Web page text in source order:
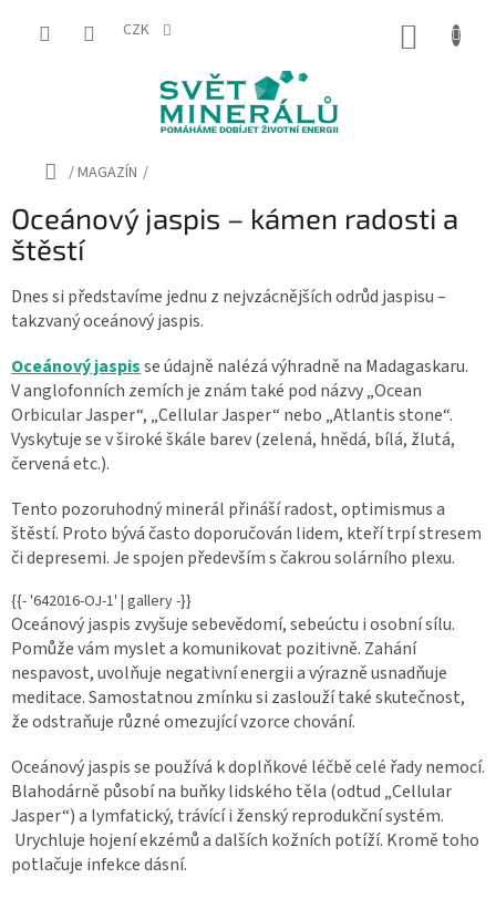
CZK
Domů
/MAGAZÍN /
Oceánový jaspis – kámen radosti a
štěstí
Dnes si představíme jednu z nejvzácnějších odrůd jaspisu –
takzvaný oceánový jaspis.
Oceánový jaspisse údajně nalézá výhradně na Madagaskaru.
V anglofonních zemích je znám také pod názvy „Ocean
Orbicular Jasper“, „Cellular Jasper“ nebo „Atlantis stone“.
Vyskytuje se v široké škále barev (zelená, hnědá, bílá, žlutá,
červená etc.).
Tento pozoruhodný minerál přináší radost, optimismus a
štěstí. Proto bývá často doporučován lidem, kteří trpí stresem
či depresemi. Je spojen především s čakrou solárního plexu.
{{- '642016-OJ-1' | gallery -}}
Oceánový jaspis zvyšuje sebevědomí, sebeúctu i osobní sílu.
Pomůže vám myslet a komunikovat pozitivně. Zahání
nespavost, uvolňuje negativní energii a výrazně usnadňuje
meditace. Samostatnou zmínku si zaslouží také skutečnost,
že odstraňuje různé omezující vzorce chování.
Oceánový jaspis se používá k doplňkové léčbě celé řady nemocí.
Blahodárně působí na buňky lidského těla (odtud „Cellular
Jasper“) a lymfatický, trávící i ženský reprodukční systém.
Urychluje hojení ekzémů a dalších kožních potíží. Kromě toho
potlačuje infekce dásní.